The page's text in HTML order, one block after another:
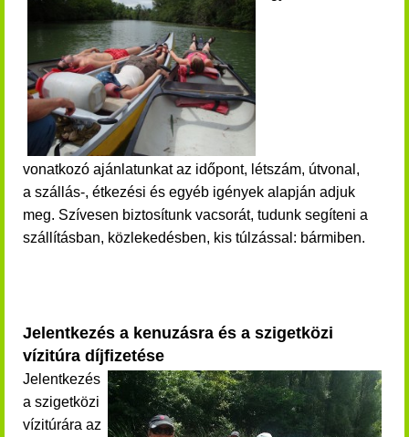
vonatkozó ajánlatunkat az időpont, létszám, útvonal,
a szállás-, étkezési és egyéb igények alapján adjuk
meg. Szívesen biztosítunk vacsorát, tudunk segíteni a
szállításban, közlekedésben, kis túlzással: bármiben.
Jelentkezés a kenuzásra és a szigetközi
vízitúra díjfizetése
Jelentkezés
a szigetközi
vízitúrára az